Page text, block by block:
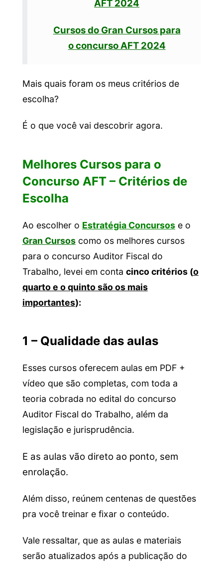
AFT 2024
Cursos do Gran Cursos para
o concurso AFT 2024
Mais quais foram os meus critérios de
escolha?
É o que você vai descobrir agora.
Melhores Cursos para o
Concurso AFT – Critérios de
Escolha
Ao escolher o Estratégia Concursose o
Gran Cursoscomo os melhores cursos
para o concurso Auditor Fiscal do
Trabalho, levei em conta cinco critérios (o
quarto e o quinto são os mais
importantes):
1 – Qualidade das aulas
Esses cursos oferecem aulas em PDF +
vídeo que são completas, com toda a
teoria cobrada no edital do concurso
Auditor Fiscal do Trabalho, além da
legislação e jurisprudência.
E as aulas vão direto ao ponto, sem
enrolação.
Além disso, reúnem centenas de questões
pra você treinar e fixar o conteúdo.
Vale ressaltar, que as aulas e materiais
serão atualizados após a publicação do